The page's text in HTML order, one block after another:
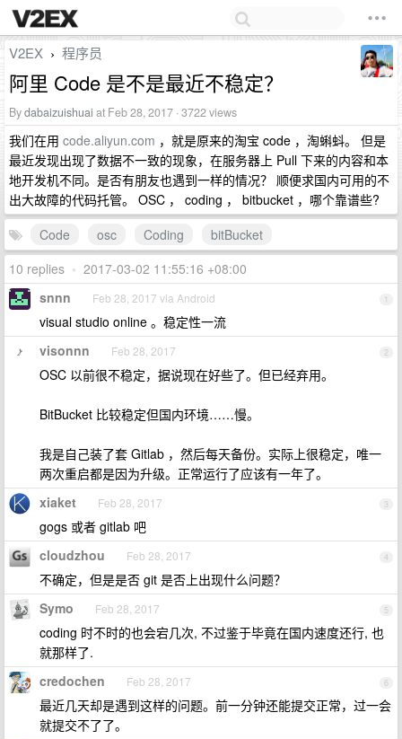
V2EX › 程序员
阿里 Code 是不是最近不稳定？
Bydabaizuishuai at Feb 28, 2017 · 3722 views
我们在用 code.aliyun.com ，就是原来的淘宝 code ，淘蝌蚪。 但是
最近发现出现了数据不一致的现象，在服务器上 Pull 下来的内容和本
地开发机不同。是否有朋友也遇到一样的情况？ 顺便求国内可用的不
出大故障的代码托管。 OSC ， coding ， bitbucket ，哪个靠谱些?
Code
osc Coding
bitBucket
10 replies • 2017-03-02 11:55:16 +08:00
1
snnn Feb 28, 2017 via Android
visual studio online 。稳定性一流
2
visonnn Feb 28, 2017
OSC 以前很不稳定，据说现在好些了。但已经弃用。
BitBucket 比较稳定但国内环境……慢。
我是自己装了套 Gitlab ，然后每天备份。实际上很稳定，唯一
两次重启都是因为升级。正常运行了应该有一年了。
3
xiaket Feb 28, 2017
gogs 或者 gitlab 吧
4
cloudzhou Feb 28, 2017
不确定，但是是否 git 是否上出现什么问题？
5
Symo Feb 28, 2017
coding 时不时的也会宕几次, 不过鉴于毕竟在国内速度还行, 也
就那样了.
6
credochen Feb 28, 2017
最近几天却是遇到这样的问题。前一分钟还能提交正常，过一会
就提交不了了。